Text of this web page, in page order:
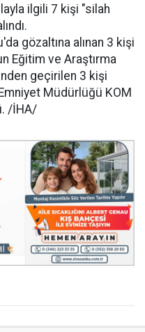
ilgili 7 kişi "silah
gözaltına alınan 3 kişi
Eğitim ve Araştırma
geçirilen 3 kişi
Müdürlüğü KOM
/İHA/